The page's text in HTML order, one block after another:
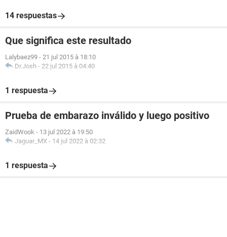
14 respuestas
Que significa este resultado
Lalybaez99 - 21 jul 2015 à 18:10
Dr.Josh - 22 jul 2015 à 04:40
1 respuesta
Prueba de embarazo inválido y luego positivo
ZaidWook - 13 jul 2022 à 19:50
Jaguar_MX - 14 jul 2022 à 02:32
1 respuesta